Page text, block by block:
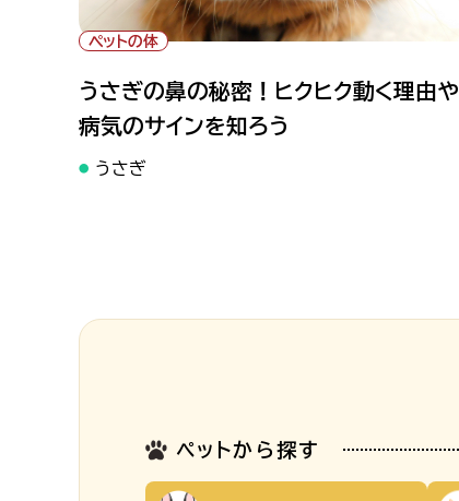
ペットの体
うさぎの鼻の秘密！ヒクヒク動く理由や
病気のサインを知ろう
うさぎ
ペットから探す